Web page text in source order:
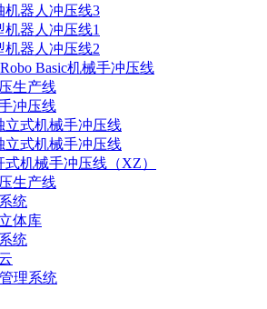
机器人冲压线3
机器人冲压线1
机器人冲压线2
Robo Basic机械手冲压线
生产线
冲压线
立式机械手冲压线
立式机械手冲压线
式机械手冲压线（XZ）
生产线
统
体库
统
理系统